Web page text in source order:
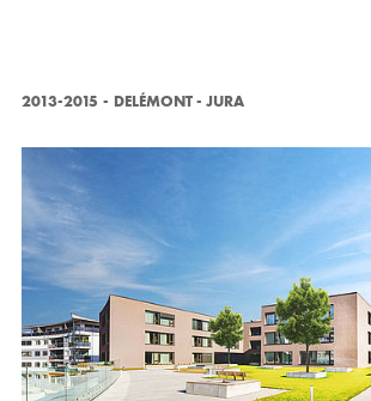
2013-2015 - DELÉMONT - JURA